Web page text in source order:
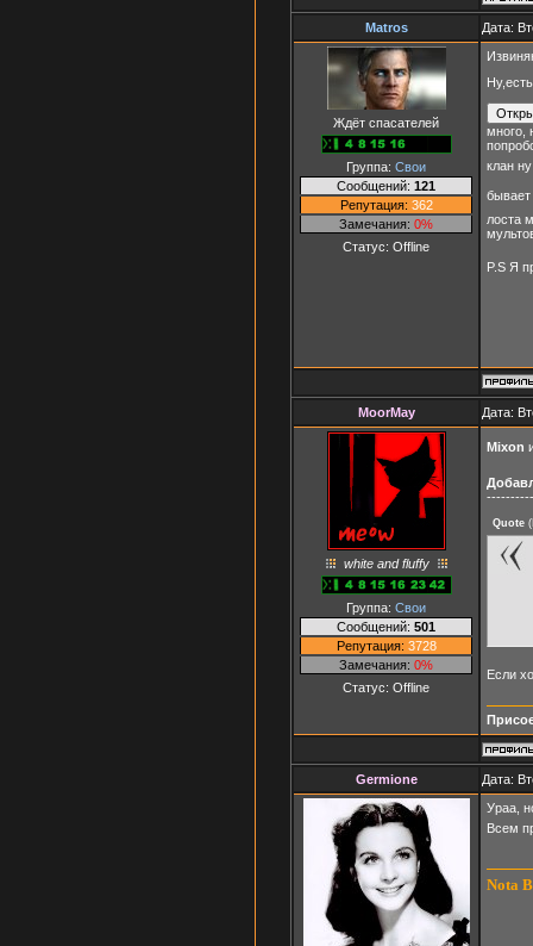
Matros Дата:
Ждёт спасателей
Группа: Свои
Сообщений: 121
Репутация: 362
Замечания: 0%
Статус: Offline
много,
клан
бывает
лоста
P.S Я
MoorMay Дата:
white and fluffy
Группа: Свои
Сообщений: 501
Репутация: 3728
Замечания: 0%
Статус: Offline
Mixon
Quote (
Если
Germione Дата:
Ураа,
Всем
Nota